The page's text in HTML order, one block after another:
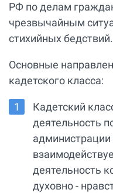
РФ по делам
чрезвычайным
стихийных бедствий.
Основные
кадетского класса:
Кадетский
деятельность
деятельность
духовно -